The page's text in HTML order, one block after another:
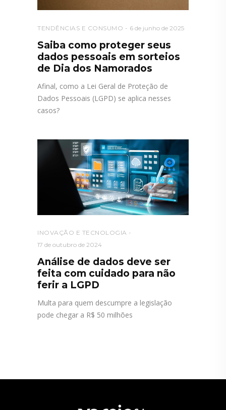
TENDÊNCIAS E CONSUMO 6 de junho de 2025
Saiba como proteger seus
dados pessoais em sorteios
de Dia dos Namorados
Afinal, como a Lei Geral de Proteção de
Dados Pessoais (LGPD) se aplica nesses
casos?
INOVAÇÃO E TECNOLOGIA
17 de outubro de 2024
Análise de dados deve ser
feita com cuidado para não
ferir a LGPD
Multa para quem descumpre a legislação
pode chegar a R$ 50 milhões